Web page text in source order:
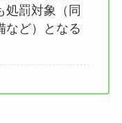
処罰対象（同
など）となる